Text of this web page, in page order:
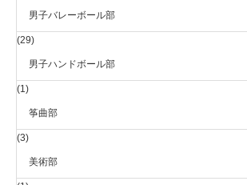
男子バレーボール部
(29)
男子ハンドボール部
(1)
筝曲部
(3)
美術部